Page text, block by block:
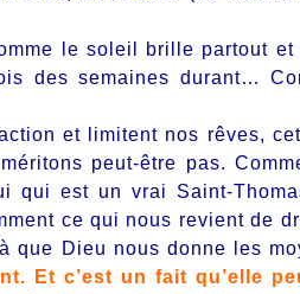
le soleil brille partout
des semaines durant…
et limitent nos rêves,
peut-être pas.
qui est un vrai Saint-
ce qui nous revient de
que Dieu nous donne les
Et c’est un fait qu’elle